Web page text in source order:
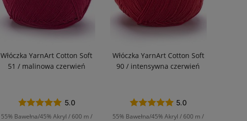
Włóczka YarnArt Cotton Soft
51 / malinowa czerwień
55% Bawełna/45% Akryl / 600 m /
5.0
Włóczka YarnArt Cotton Soft
90 / intensywna czerwień
55% Bawełna/45% Akryl / 600 m /
5.0